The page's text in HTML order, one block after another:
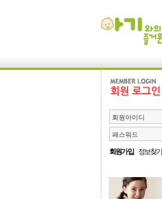
회원아이디
패스워드
회원가입 정보찾기